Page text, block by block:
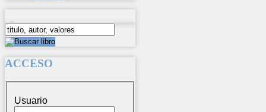
ACCESO
Usuario